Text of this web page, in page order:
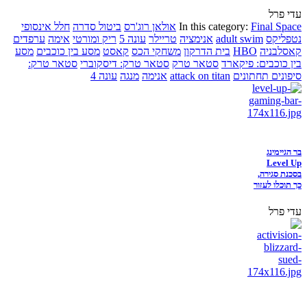
עדי פרל
In this category: Final Space אולאן רוג'רס ביטול סדרה חלל אינסופי
נטפליקס adult swim אנימציה טריילר עונה 5 ריק ומורטי אימה ערפדים
קאסלבניה HBO בית הדרקון משחקי הכס קאסט מסע בין כוכבים מסע
בין כוכבים: פיקארד סטאר טרק סטאר טרק: דיסקוברי סטאר טרק:
סיפונים תחתונים attack on titan אנימה מנגה עונה 4
בר הגיימינג
Level Up
בסכנת סגירה,
כך תוכלו לעזור
עדי פרל